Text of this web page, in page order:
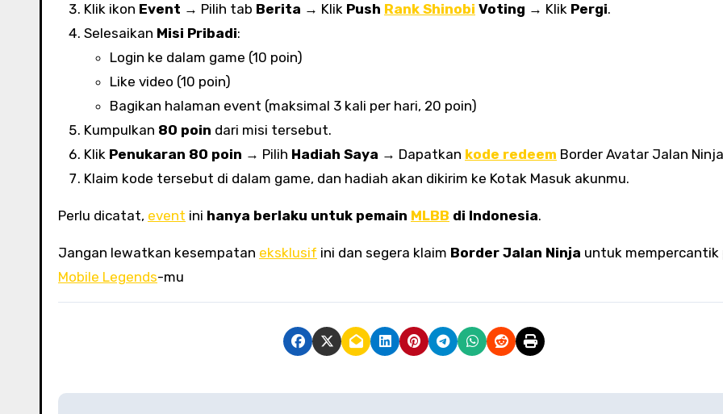
Klik ikon Event → Pilih tab Berita → Klik Push Rank Shinobi Voting → Klik Pergi.
Selesaikan Misi Pribadi:
Login ke dalam game (10 poin)
Like video (10 poin)
Bagikan halaman event (maksimal 3 kali per hari, 20 poin)
Kumpulkan 80 poin dari misi tersebut.
Klik Penukaran 80 poin → Pilih Hadiah Saya → Dapatkan kode redeem Border Avatar Jalan
Klaim kode tersebut di dalam game, dan hadiah akan dikirim ke Kotak Masuk akunmu.
Perlu dicatat, event ini hanya berlaku untuk pemain MLBB di Indonesia.
Jangan lewatkan kesempatan eksklusif ini dan segera klaim Border Jalan Ninja untuk mempercantik
Mobile Legends-mu